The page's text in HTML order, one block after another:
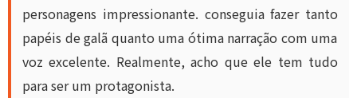
personagens impressionante. conseguia fazer tanto
papéis de galã quanto uma ótima narração com uma
voz excelente. Realmente, acho que ele tem tudo
para ser um protagonista.